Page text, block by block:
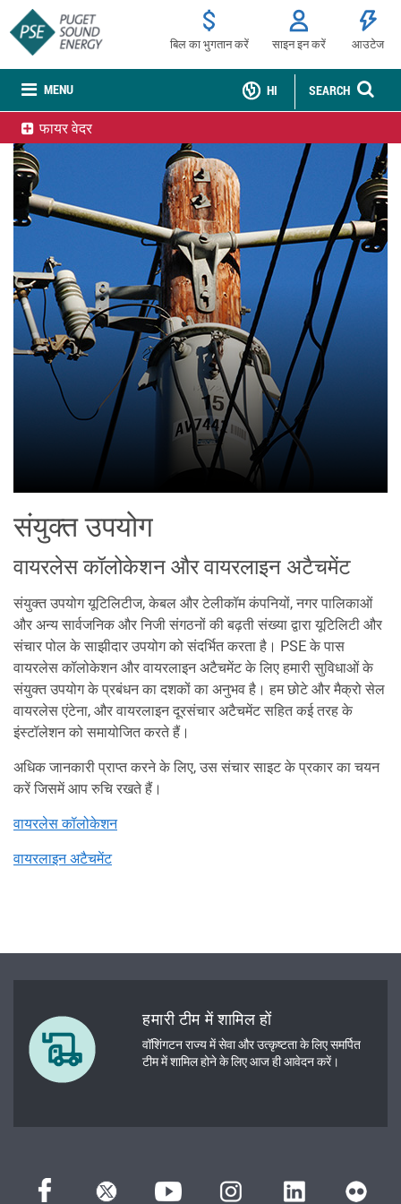
MENU
बिल का भुगतान करें साइन इन करें आउटेज
SEARCH
HI
फायर वेदर
संयुक्त उपयोग
वायरलेस कॉलोकेशन और वायरलाइन अटैचमेंट
संयुक्त उपयोग यूटिलिटीज, केबल और टेलीकॉम कंपनियों, नगर पालिकाओं
और अन्य सार्वजनिक और निजी संगठनों की बढ़ती संख्या द्वारा यूटिलिटी और
संचार पोल के साझीदार उपयोग को संदर्भित करता है। PSE के पास
वायरलेस कॉलोकेशन और वायरलाइन अटैचमेंट के लिए हमारी सुविधाओं के
संयुक्त उपयोग के प्रबंधन का दशकों का अनुभव है। हम छोटे और मैक्रो सेल
वायरलेस एंटेना, और वायरलाइन दूरसंचार अटैचमेंट सहित कई तरह के
इंस्टॉलेशन को समायोजित करते हैं।
अधिक जानकारी प्राप्त करने के लिए, उस संचार साइट के प्रकार का चयन
करें जिसमें आप रुचि रखते हैं।
वायरलेस कॉलोकेशन
वायरलाइन अटैचमेंट
हमारी टीम में शामिल हों
वॉशिंगटन राज्य में सेवा और उत्कृष्टता के लिए समर्पित
टीम में शामिल होने के लिए आज ही आवेदन करें।